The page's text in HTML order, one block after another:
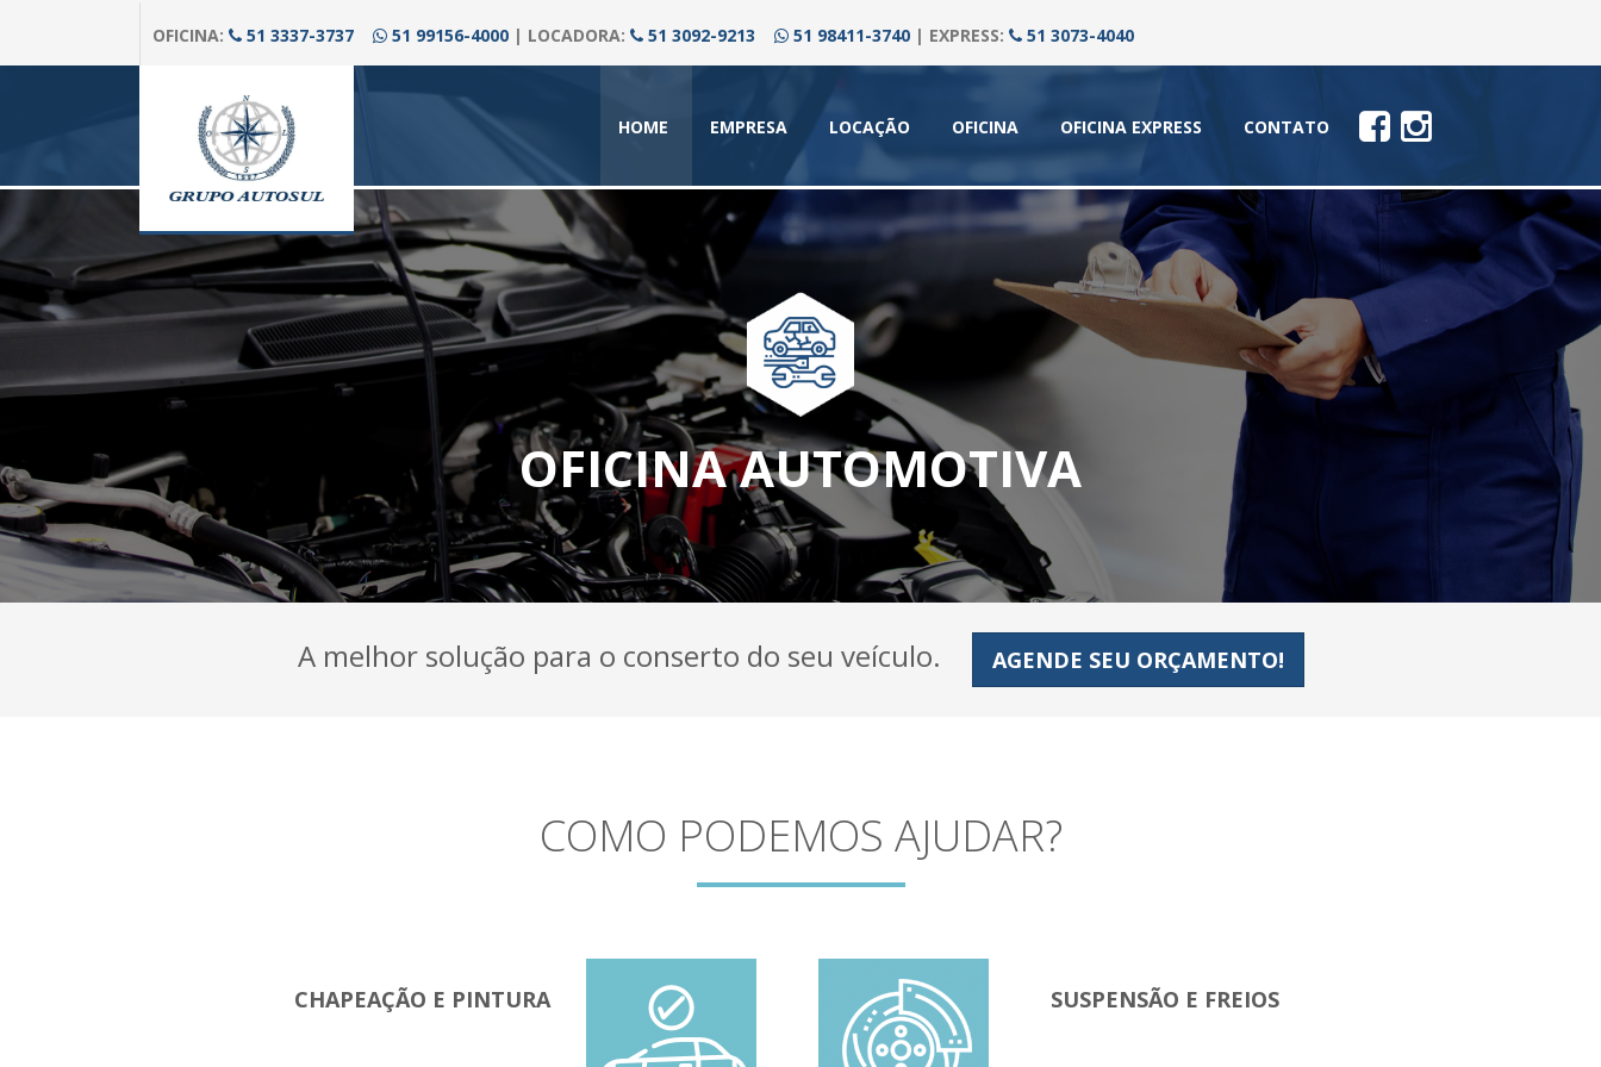
OFICINA: 51 3337-3737 51 99156-4000 | LOCADORA: 51 3092-9213 51 98411-3740 | EXPRESS: 51 3073-4040
HOME (CURRENT)
EMPRESA LOCAÇÃO OFICINA OFICINA EXPRESS CONTATO
OFICINA AUTOMOTIVA
A melhor solução para o conserto do seu veículo. AGENDE SEU ORÇAMENTO!
COMO PODEMOS AJUDAR?
CHAPEAÇÃO E PINTURA SUSPENSÃO E FREIOS